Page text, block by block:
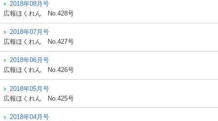
2018年08月号
広報ほくれん
No.428号
2018年07月号
広報ほくれん
No.427号
2018年06月号
広報ほくれん
No.426号
2018年05月号
広報ほくれん
No.425号
2018年04月号